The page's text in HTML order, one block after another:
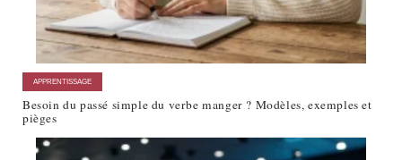
APPRENTISSAGE
Besoin du passé simple du verbe manger ? Modèles, exemples et
pièges